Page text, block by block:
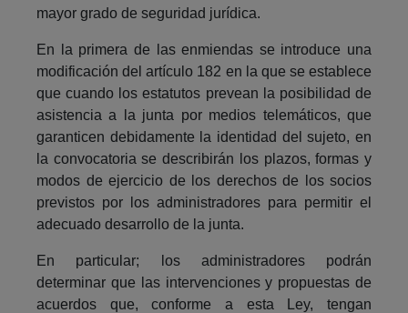
mayor grado de seguridad jurídica.
En la primera de las enmiendas se introduce una
modificación del artículo 182 en la que se establece
que cuando los estatutos prevean la posibilidad de
asistencia a la junta por medios telemáticos, que
garanticen debidamente la identidad del sujeto, en
la convocatoria se describirán los plazos, formas y
modos de ejercicio de los derechos de los socios
previstos por los administradores para permitir el
adecuado desarrollo de la junta.
En particular; los administradores podrán
determinar que las intervenciones y propuestas de
acuerdos que, conforme a esta Ley, tengan